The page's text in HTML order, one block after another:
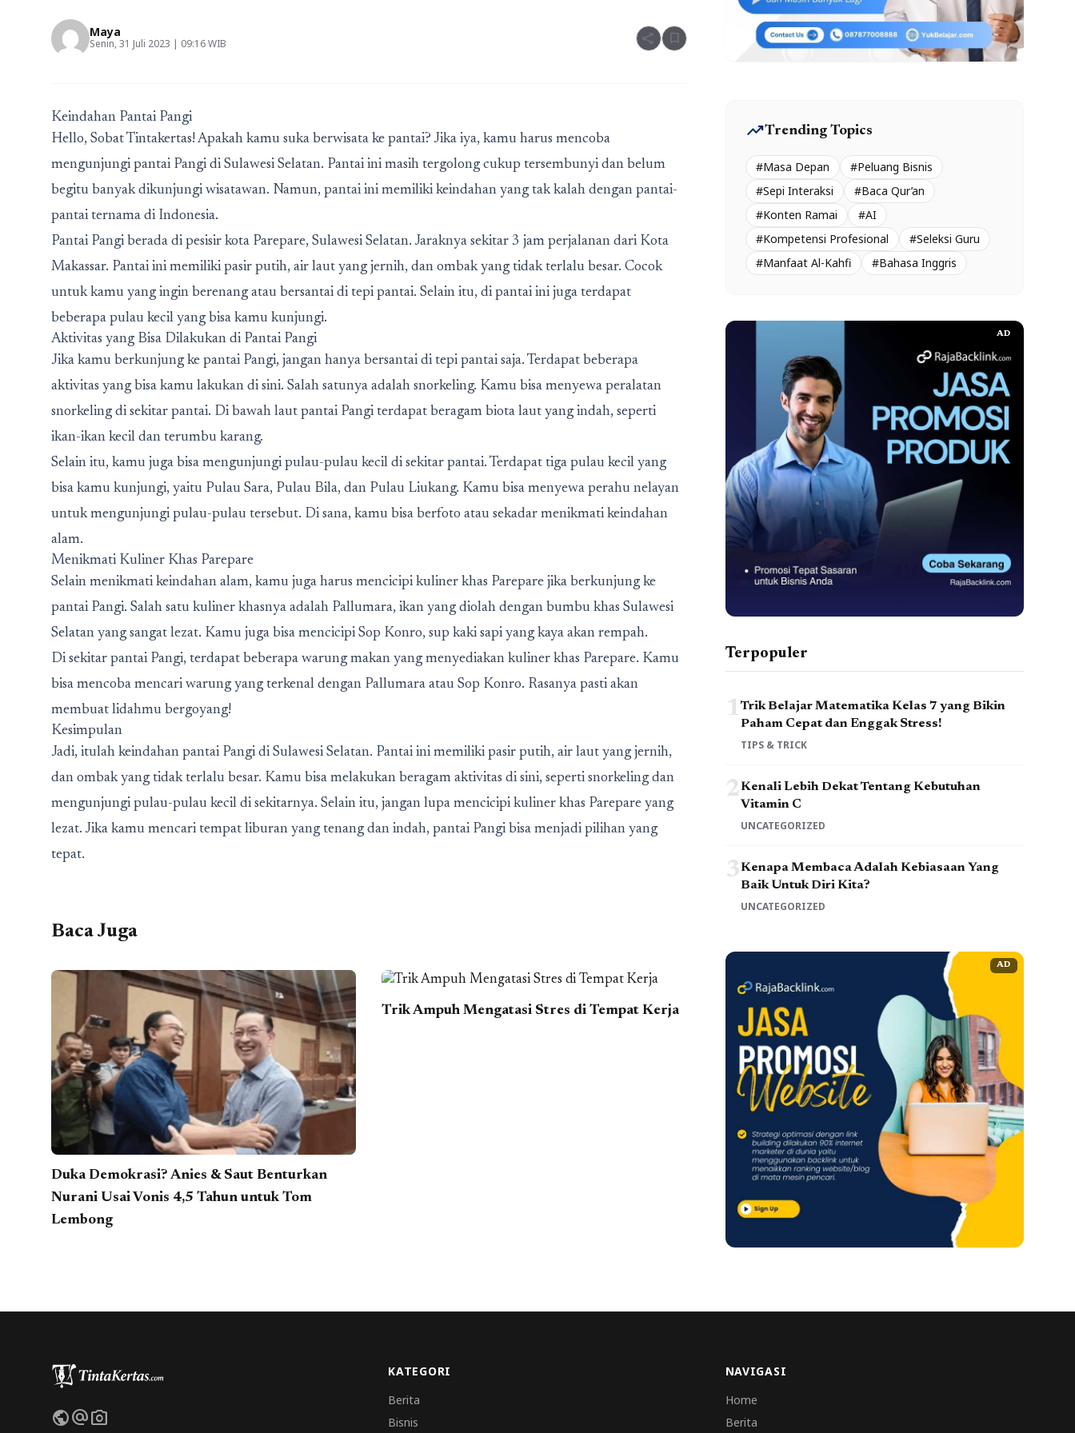
Maya
Senin, 31 Juli 2023 | 09:16 WIB share bookmark
Keindahan Pantai Pangi
Hello, Sobat Tintakertas! Apakah kamu suka berwisata ke pantai? Jika iya, kamu harus mencoba
mengunjungi pantai Pangi di Sulawesi Selatan. Pantai ini masih tergolong cukup tersembunyi dan belum
begitu banyak dikunjungi wisatawan. Namun, pantai ini memiliki keindahan yang tak kalah dengan pantai-
pantai ternama di Indonesia.
Pantai Pangi berada di pesisir kota Parepare, Sulawesi Selatan. Jaraknya sekitar 3 jam perjalanan dari Kota
Makassar. Pantai ini memiliki pasir putih, air laut yang jernih, dan ombak yang tidak terlalu besar. Cocok
untuk kamu yang ingin berenang atau bersantai di tepi pantai. Selain itu, di pantai ini juga terdapat
beberapa pulau kecil yang bisa kamu kunjungi.
Aktivitas yang Bisa Dilakukan di Pantai Pangi
Jika kamu berkunjung ke pantai Pangi, jangan hanya bersantai di tepi pantai saja. Terdapat beberapa
aktivitas yang bisa kamu lakukan di sini. Salah satunya adalah snorkeling. Kamu bisa menyewa peralatan
snorkeling di sekitar pantai. Di bawah laut pantai Pangi terdapat beragam biota laut yang indah, seperti
ikan-ikan kecil dan terumbu karang.
Selain itu, kamu juga bisa mengunjungi pulau-pulau kecil di sekitar pantai. Terdapat tiga pulau kecil yang
bisa kamu kunjungi, yaitu Pulau Sara, Pulau Bila, dan Pulau Liukang. Kamu bisa menyewa perahu nelayan
untuk mengunjungi pulau-pulau tersebut. Di sana, kamu bisa berfoto atau sekadar menikmati keindahan
alam.
Menikmati Kuliner Khas Parepare
Selain menikmati keindahan alam, kamu juga harus mencicipi kuliner khas Parepare jika berkunjung ke
pantai Pangi. Salah satu kuliner khasnya adalah Pallumara, ikan yang diolah dengan bumbu khas Sulawesi
Selatan yang sangat lezat. Kamu juga bisa mencicipi Sop Konro, sup kaki sapi yang kaya akan rempah.
Di sekitar pantai Pangi, terdapat beberapa warung makan yang menyediakan kuliner khas Parepare. Kamu
bisa mencoba mencari warung yang terkenal dengan Pallumara atau Sop Konro. Rasanya pasti akan
membuat lidahmu bergoyang!
Kesimpulan
Jadi, itulah keindahan pantai Pangi di Sulawesi Selatan. Pantai ini memiliki pasir putih, air laut yang jernih,
dan ombak yang tidak terlalu besar. Kamu bisa melakukan beragam aktivitas di sini, seperti snorkeling dan
mengunjungi pulau-pulau kecil di sekitarnya. Selain itu, jangan lupa mencicipi kuliner khas Parepare yang
lezat. Jika kamu mencari tempat liburan yang tenang dan indah, pantai Pangi bisa menjadi pilihan yang
tepat.
Baca Juga
Duka Demokrasi? Anies & Saut Benturkan
Nurani Usai Vonis 4,5 Tahun untuk Tom
Lembong
Trik Ampuh Mengatasi Stres di Tempat Kerja
trending_upTrending Topics
#Masa Depan
#Peluang Bisnis
#Sepi Interaksi
#Baca Qur’an
#Konten Ramai
#AI
#Kompetensi Profesional
#Seleksi Guru
#Manfaat Al-Kahfi
#Bahasa Inggris
AD
Terpopuler
1Trik Belajar Matematika Kelas 7 yang Bikin
Paham Cepat dan Enggak Stress!
TIPS & TRICK
2Kenali Lebih Dekat Tentang Kebutuhan
Vitamin C
UNCATEGORIZED
3Kenapa Membaca Adalah Kebiasaan Yang
Baik Untuk Diri Kita?
UNCATEGORIZED
AD
publicalternate_emailphoto_camera
KATEGORI
Berita
Bisnis
NAVIGASI
Home
Berita